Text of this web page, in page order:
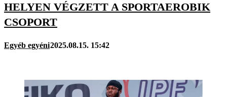
HELYEN VÉGZETT A SPORTAEROBIK
CSOPORT
Egyéb egyéni2025.08.15. 15:42